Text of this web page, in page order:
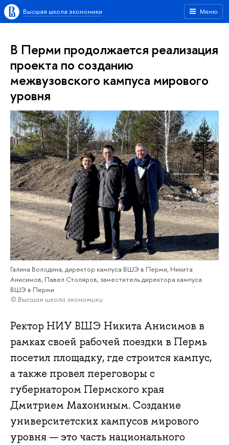
Меню
Высшая школа экономики
В Перми продолжается реализация
проекта по созданию
межвузовского кампуса мирового
уровня
Галина Володина, директор кампуса ВШЭ в Перми, Никита
Анисимов, Павел Столяров, заместитель директора кампуса
ВШЭ в Перми
© Высшая школа экономики
Ректор НИУ ВШЭ Никита Анисимов в
рамках своей рабочей поездки в Пермь
посетил площадку, где строится кампус,
а также провел переговоры с
губернатором Пермского края
Дмитрием Махониным. Создание
университетских кампусов мирового
уровня — это часть национального